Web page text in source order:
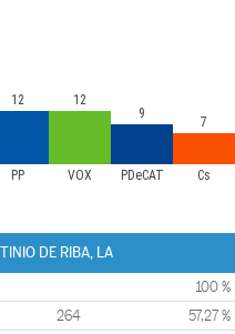
PP VOX PDeCAT Cs
12
12
9
7
DE RIBA, LA
100 %
264 57,27 %